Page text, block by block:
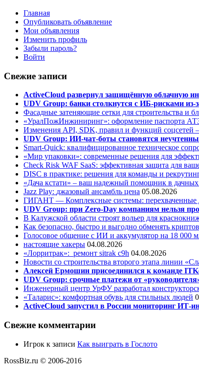
Главная
Опубликовать объявление
Мои объявления
Изменить профиль
Забыли пароль?
Войти
Свежие записи
ActiveCloud развернул защищённую облачную
UDV Group: банки столкнутся с ИБ-рисками из-
Фасадные затеняющие сетки для строительства и
«УралПожИнжиниринг»: оформление паспорта АТЗ
Изменения API, SDK, правил и функций соцсетей
UDV Group: ИИ-чат-боты становятся
Smart-Quick: квалифицированное техническое
«Мир упаковки»: современные решения для
Check Risk WAF SaaS: эффективная защита для
DISC в практике: решения для команды и
«Дача кстати» – ваш надежный помощник в дачных
Jazz Play: джазовый ансамбль цена 05.08.2026
ГИГАНТ — Комплексные системы: перехваченные
UDV Group: при Zero-Day компаниям нельзя
В Калужской области строят вольер для
Как безопасно, быстро и выгодно обменять
Голосовое общение с ИИ и аккумулятор на 18 000
настоящие хакеры 04.08.2026
«Лорритрак»: ремонт sitrak c9h 04.08.2026
Новости со строительства второго этапа линии
Алексей Ермошин присоединился к команде
UDV Group: срочные платежи от
Инженерный центр УрФУ разработал
«Таларис»: комфортная обувь для стильных людей
ActiveCloud запустил в России мониторинг ИТ-
Свежие комментарии
Игрок к записи Как выиграть в Гослото
RossBiz.ru © 2006-2016